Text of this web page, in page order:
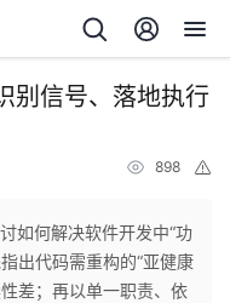
别信号、落地执行
898
如何解决软件开发中“功
出代码需重构的“亚健康
差；再以单一职责、依